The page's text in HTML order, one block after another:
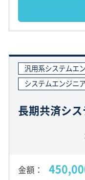
汎用系システムエ
システムエンジニ
長期共済シ
金額